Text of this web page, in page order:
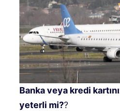
Banka veya kredi
yeterli mi??